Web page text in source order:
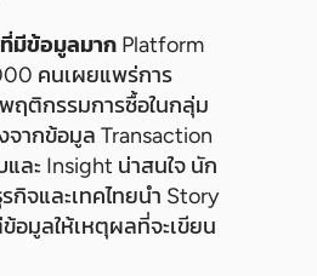
มีข้อมูลมาก Platform
คนเผยแพร่การ
พฤติกรรมการซื้อในกลุ่ม
จากข้อมูล Transaction
ละ Insight น่าสนใจ นัก
กิจและเทคไทยนำ Story
อมูลให้เหตุผลที่จะเขียน